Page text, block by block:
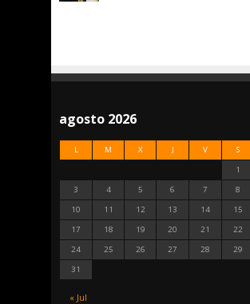
agosto 2026
L M X J V S
« Jul
1
3
4 5 6 7 8
10
11 12 13 14 15
17
18 19 20 21 22
24
25 26 27 28 29
31